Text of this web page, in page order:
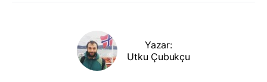
Yazar:
Utku Çubukçu